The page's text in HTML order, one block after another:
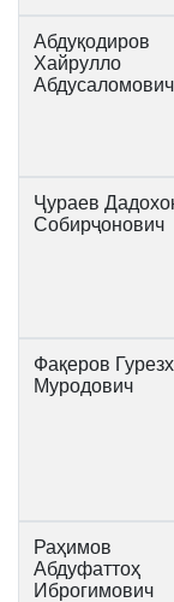
Абдуқодиров
Хайрулло
Абдусаломович
Ҷураев
Собирҷонович
Фақеров
Муродович
Раҳимов
Абдуфаттоҳ
Иброгимович